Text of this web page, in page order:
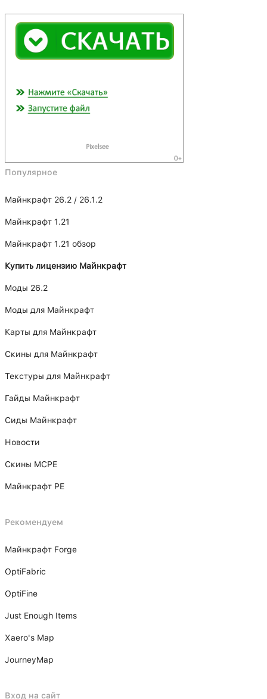
Популярное
Майнкрафт 26.2 / 26.1.2
Майнкрафт 1.21
Майнкрафт 1.21 обзор
Купить лицензию Майнкрафт
Моды 26.2
Моды для Майнкрафт
Карты для Майнкрафт
Скины для Майнкрафт
Текстуры для Майнкрафт
Гайды Майнкрафт
Сиды Майнкрафт
Новости
Скины MCPE
Майнкрафт PE
Рекомендуем
Майнкрафт Forge
OptiFabric
OptiFine
Just Enough Items
Xаero's Mаp
JourneyMap
Вход на сайт